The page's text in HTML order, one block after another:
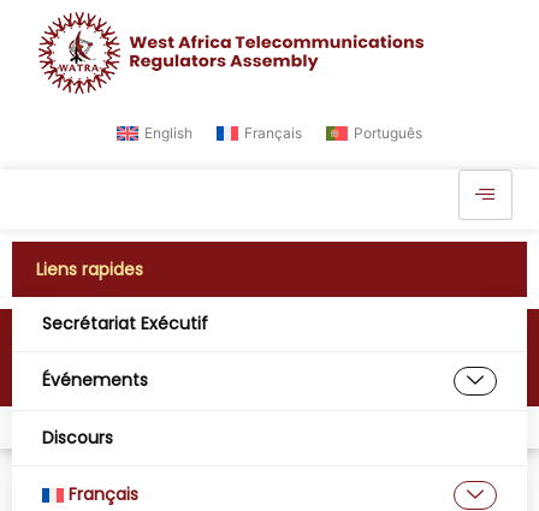
English Français Português
Liens rapides
Secrétariat Exécutif
Événements
Discours
Français
Maison